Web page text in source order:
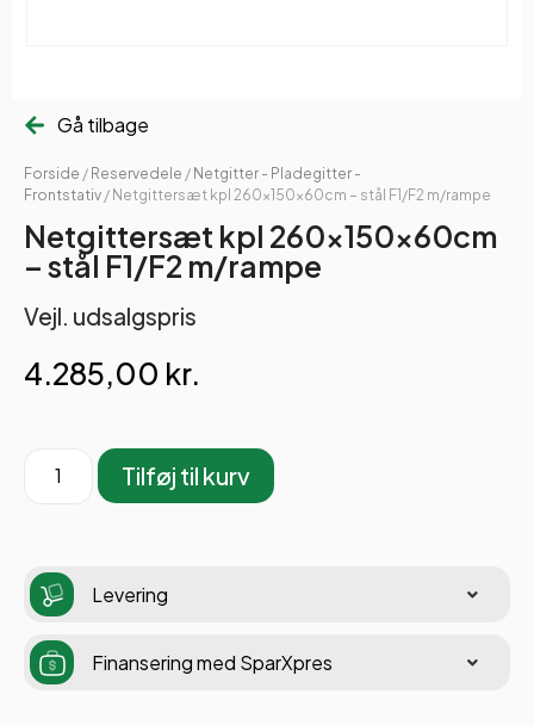
Gå tilbage
Forside / Reservedele / Netgitter - Pladegitter -
Frontstativ / Netgittersæt kpl 260x150x60cm – stål F1/F2 m/rampe
Netgittersæt kpl 260x150x60cm
– stål F1/F2 m/rampe
Vejl. udsalgspris
4.285,00 kr.
Tilføj til kurv
Levering
Finansering med SparXpres